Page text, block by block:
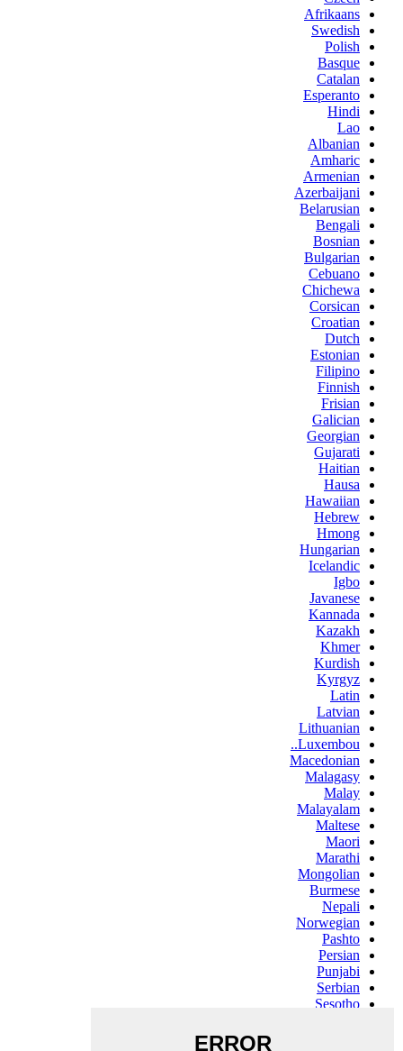
Afrikaans
Swedish
Polish
Basque
Catalan
Esperanto
Hindi
Lao
Albanian
Amharic
Armenian
Azerbaijani
Belarusian
Bengali
Bosnian
Bulgarian
Cebuano
Chichewa
Corsican
Croatian
Dutch
Estonian
Filipino
Finnish
Frisian
Galician
Georgian
Gujarati
Haitian
Hausa
Hawaiian
Hebrew
Hmong
Hungarian
Icelandic
Igbo
Javanese
Kannada
Kazakh
Khmer
Kurdish
Kyrgyz
Latin
Latvian
Lithuanian
Luxembou..
Macedonian
Malagasy
Malay
Malayalam
Maltese
Maori
Marathi
Mongolian
Burmese
Nepali
Norwegian
Pashto
Persian
Punjabi
Serbian
Sesotho